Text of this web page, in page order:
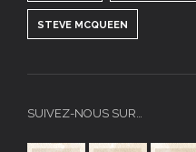
STEVE MCQUEEN
SUIVEZ-NOUS SUR…